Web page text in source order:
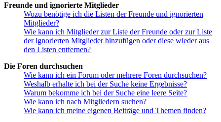
Freunde und ignorierte Mitglieder
Wozu benötige ich die Listen der Freunde und ignorierten
Mitglieder?
Wie kann ich Mitglieder zur Liste der Freunde oder zur Liste
der ignorierten Mitglieder hinzufügen oder diese wieder aus
den Listen entfernen?
Die Foren durchsuchen
Wie kann ich ein Forum oder mehrere Foren durchsuchen?
Weshalb erhalte ich bei der Suche keine Ergebnisse?
Warum bekomme ich bei der Suche eine leere Seite?
Wie kann ich nach Mitgliedern suchen?
Wie kann ich meine eigenen Beiträge und Themen finden?